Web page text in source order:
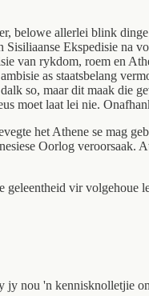
belowe allerlei blink
Ekspedisie na
van rykdom, roem en
as staatsbelang
so, maar dit maak die
moet laat lei nie.
het Athene se mag
Oorlog veroorsaak.
vir volgehoue
nou 'n kennisknolletjie